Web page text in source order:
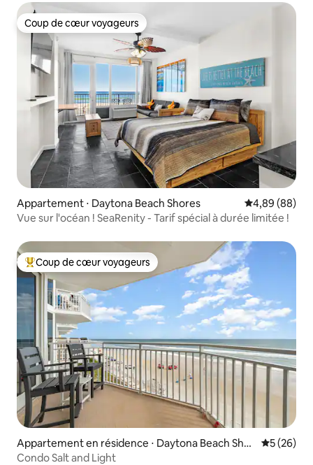
Coup de cœur voyageurs
Coup de cœur voyageurs
Appartement ⋅ Daytona Beach Shores Évaluation
4,89 (88)
Vue sur l'océan ! SeaRenity - Tarif spécial à durée limitée !
Coups de cœur voyageurs les plus appréciés
Coup de cœur voyageurs
Appartement en résidence ⋅ Daytona Beach Shor
es
5 (26)
Condo Salt and Light